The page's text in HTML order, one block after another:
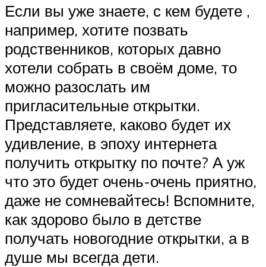
Если вы уже знаете, с кем будете ,
например, хотите позвать
родственников, которых давно
хотели собрать в своём доме, то
можно разослать им
пригласительные открытки.
Представляете, каково будет их
удивление, в эпоху интернета
получить открытку по почте? А уж
что это будет очень-очень приятно,
даже не сомневайтесь! Вспомните,
как здорово было в детстве
получать новогодние открытки, а в
душе мы всегда дети.